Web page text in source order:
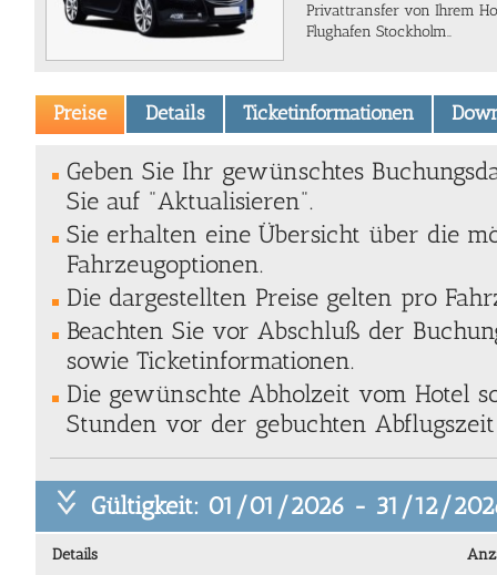
Privattransfer von Ihrem
Flughafen Stockholm..
Preise Details Ticketinformationen
Geben Sie Ihr gewünschtes
Sie auf "Aktualisieren".
Sie erhalten eine Übersicht über die
Fahrzeugoptionen.
Die dargestellten Preise gelten pro
Beachten Sie vor Abschluß der
sowie Ticketinformationen.
Die gewünschte Abholzeit vom Hotel
Stunden vor der gebuchten
Gültigkeit: 01/01/2026 - 31/12/
Details